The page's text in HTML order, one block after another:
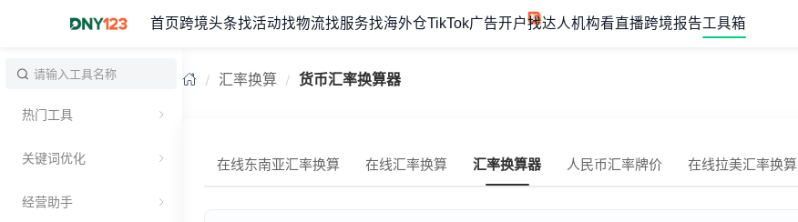
首页 跨境头条找活动找物流找服务找海外仓TikTok广告开户找达人机构看直播跨境报告工具箱
热门工具
关键词优化
经营助手
汇率换算 货币汇率换算器
在线东南亚汇率换算 在线汇率换算 汇率换算器 人民币汇率牌价 在线拉美汇率换算